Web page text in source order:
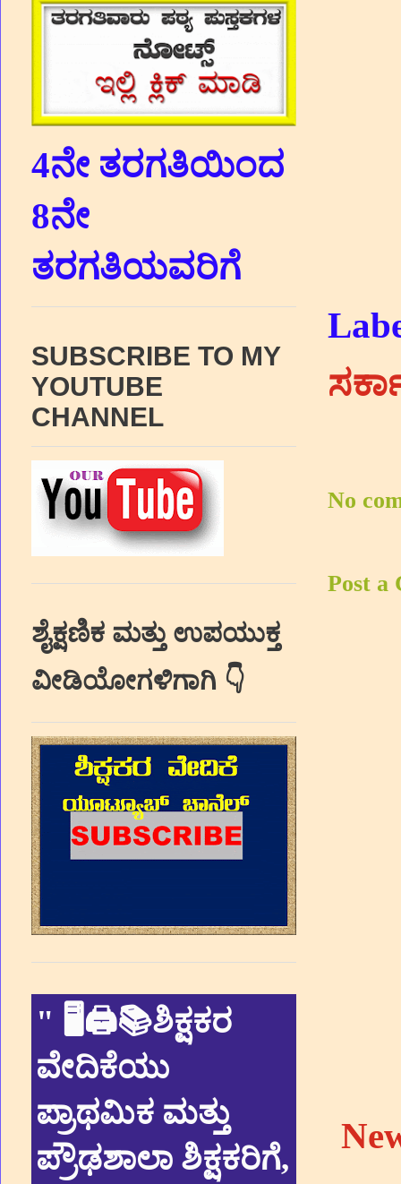
No
Post a
4ನೇ ತರಗತಿಯಿಂದ
8ನೇ
ತರಗತಿಯವರಿಗೆ
SUBSCRIBE TO MY
YOUTUBE
CHANNEL
ಶೈಕ್ಷಣಿಕ ಮತ್ತು ಉಪಯುಕ್ತ
ವೀಡಿಯೋಗಳಿಗಾಗಿ 👇
" 🖥🖨📚ಶಿಕ್ಷಕರ
ವೇದಿಕೆಯು
ಪ್ರಾಥಮಿಕ ಮತ್ತು
ಪ್ರೌಢಶಾಲಾ ಶಿಕ್ಷಕರಿಗೆ,